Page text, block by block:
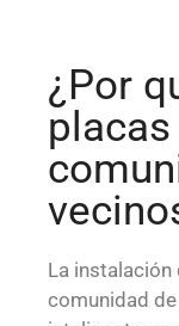
¿Por
La instalación
comunidad